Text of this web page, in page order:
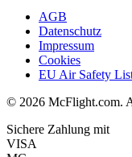
AGB
Datenschutz
Impressum
Cookies
EU Air Safety
© 2026 McFlight.com.
Sichere Zahlung mit
VISA